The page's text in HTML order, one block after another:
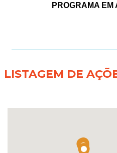
PROGRAMA
LISTAGEM DE